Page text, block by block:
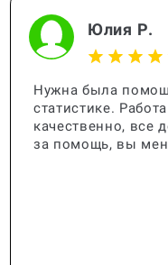
Юлия Р.
Нужна была
статистике.
качественно, все
за помощь, вы